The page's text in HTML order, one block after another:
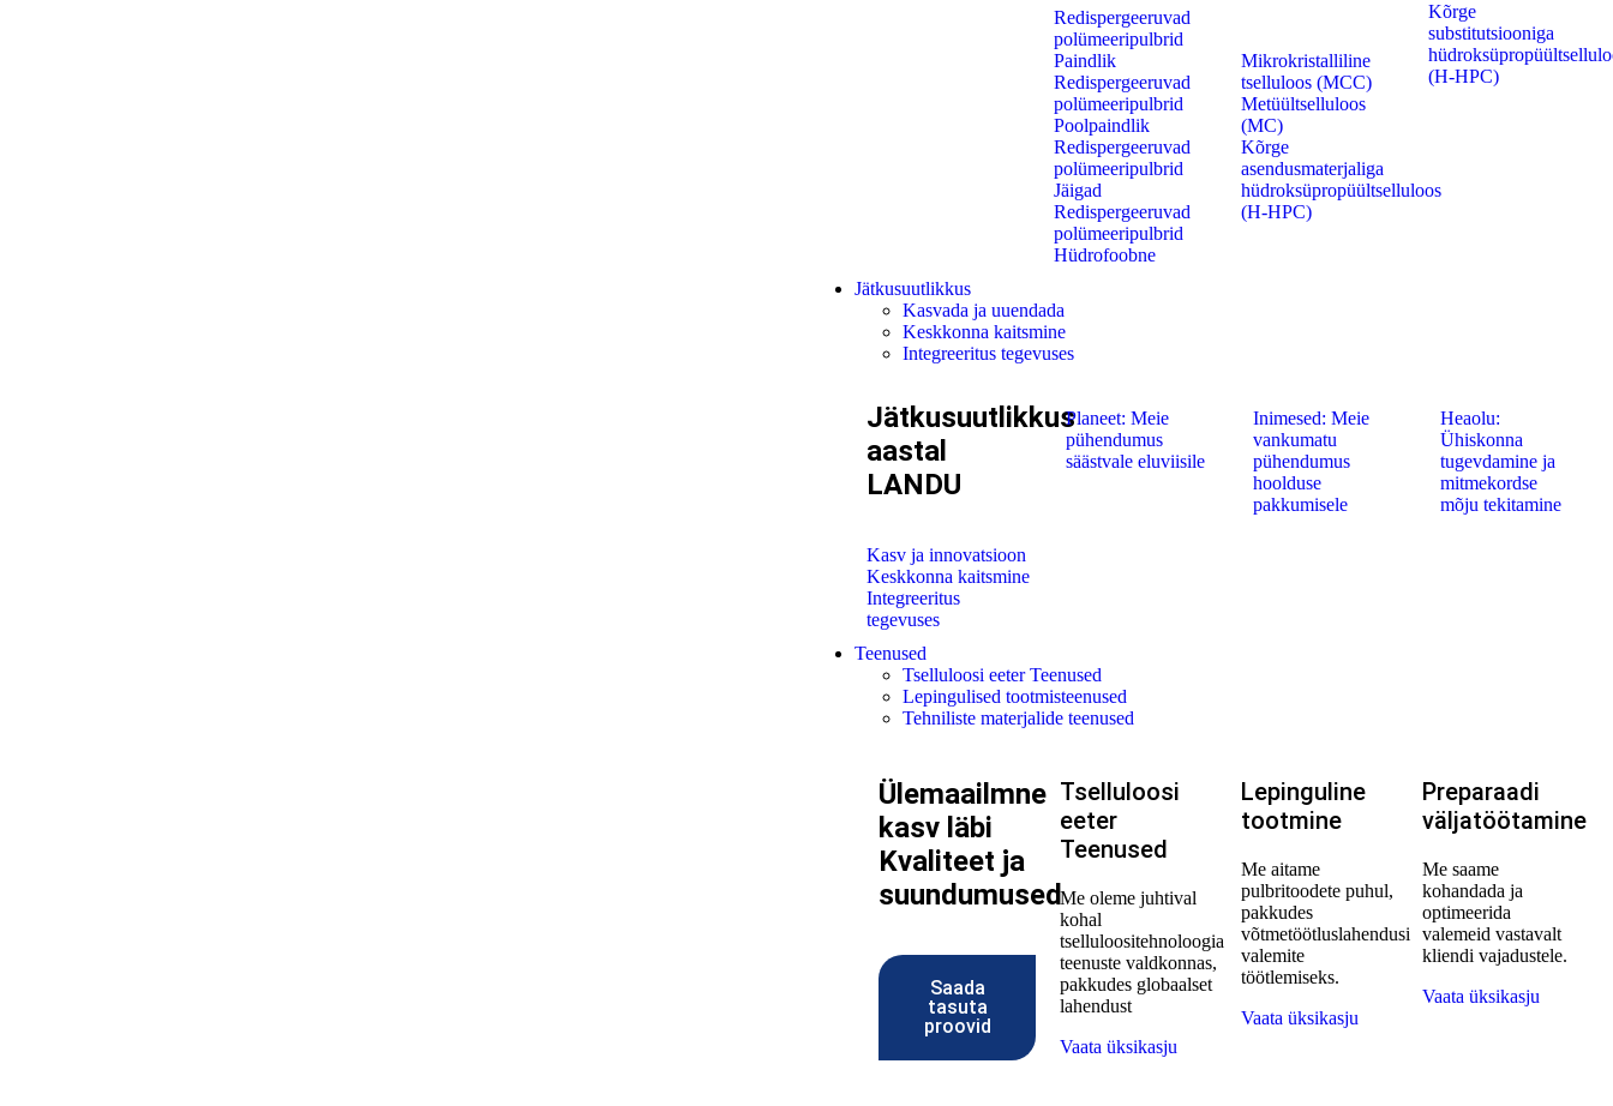
Redispergeeruvad
polümeeripulbrid
Paindlik
Redispergeeruvad
polümeeripulbrid
Poolpaindlik
Redispergeeruvad
polümeeripulbrid
Jäigad
Redispergeeruvad
polümeeripulbrid
Hüdrofoobne
Mikrokristalliline
tselluloos (MCC)
Metüültselluloos
(MC)
Kõrge
asendusmaterjaliga
hüdroksüpropüültselluloos
(H-HPC)
Kõrge
substitutsiooniga
(H-HPC)
Jätkusuutlikkus
Kasvada ja uuendada
Keskkonna kaitsmine
Integreeritus tegevuses
Jätkusuutlikkus
aastal
LANDU
Kasv ja innovatsioon
Keskkonna kaitsmine
Integreeritus
tegevuses
Planeet: Meie
pühendumus
säästvale eluviisile
Inimesed: Meie
vankumatu
pühendumus
hoolduse
pakkumisele
Heaolu:
Ühiskonna
tugevdamine ja
mitmekordse
mõju tekitamine
Teenused
Tselluloosi eeter Teenused
Lepingulised tootmisteenused
Tehniliste materjalide teenused
Ülemaailmne
kasv läbi
Kvaliteet ja
suundumused
Saada
tasuta
proovid
Tselluloosi
eeter
Teenused
Me oleme juhtival
kohal
tselluloositehnoloogia
teenuste valdkonnas,
pakkudes globaalset
lahendust
Vaata üksikasju
Lepinguline
tootmine
Me aitame
pulbritoodete puhul,
pakkudes
võtmetöötluslahendusi
valemite
töötlemiseks.
Vaata üksikasju
Preparaadi
väljatöötamine
Me saame
kohandada ja
optimeerida
valemeid vastavalt
kliendi vajadustele.
Vaata üksikasju